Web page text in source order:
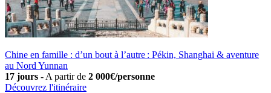
Chine en famille : d’un bout à l’autre : Pékin, Shanghai & aventure
au Nord Yunnan
17 jours - A partir de 2 000€/personne
Découvrez l'itinéraire